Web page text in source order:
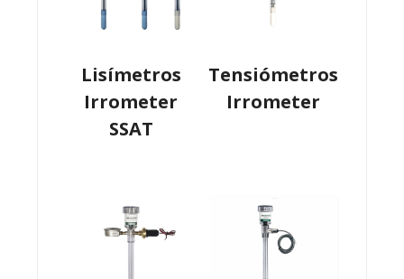
Lisímetros
Irrometer
SSAT
Tensiómetros
Irrometer